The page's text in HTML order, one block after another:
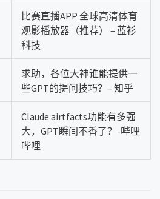
比赛直播APP 全球高清体育
观影播放器（推荐） – 蓝衫
科技
求助，各位大神谁能提供一
些GPT的提问技巧？– 知乎
Claude airtfacts功能有多强
大，GPT瞬间不香了？-哔哩
哔哩